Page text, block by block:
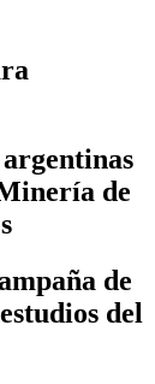
de
de
del